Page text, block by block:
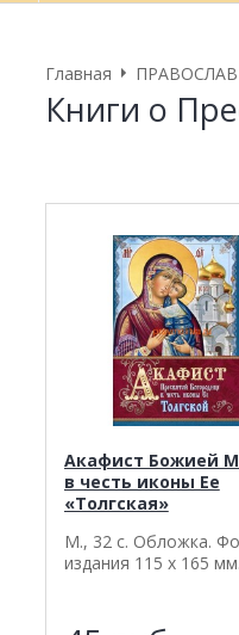
Главная
Книги о
Акафист Божией
в честь иконы Ее
«Толгская»
М., 32 с. Обложка.
издания 115 х 165 мм.